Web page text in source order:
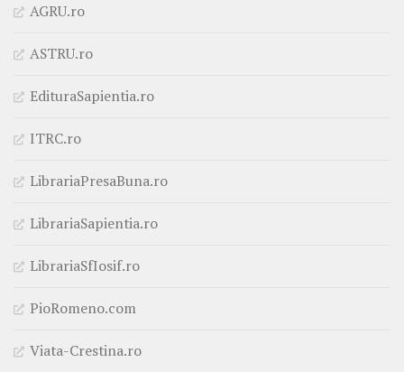
AGRU.ro
ASTRU.ro
EdituraSapientia.ro
ITRC.ro
LibrariaPresaBuna.ro
LibrariaSapientia.ro
LibrariaSfIosif.ro
PioRomeno.com
Viata-Crestina.ro